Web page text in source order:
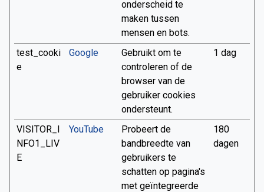
onderscheid te
maken tussen
mensen en bots.
test_cooki
e
Google
Gebruikt om te
controleren of de
browser van de
gebruiker cookies
ondersteunt.
1 dag
VISITOR_I
NFO1_LIV
E
YouTube
Probeert de
bandbreedte van
gebruikers te
schatten op pagina's
met geïntegreerde
180
dagen